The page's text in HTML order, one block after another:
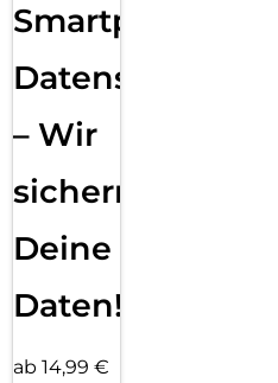
Smartphone
Datensicherung
– Wir
sichern
Deine
Daten!
ab 14,99 €